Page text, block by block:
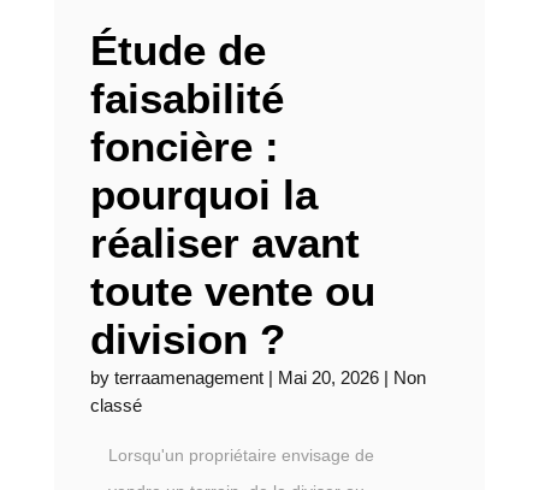
Étude de
faisabilité
foncière :
pourquoi la
réaliser avant
toute vente ou
division ?
by terraamenagement| Mai 20, 2026| Non
classé
Lorsqu'un propriétaire envisage de